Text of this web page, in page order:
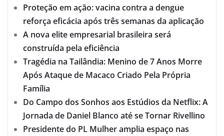
Proteção em ação: vacina contra a dengue
reforça eficácia após três semanas da aplicação
A nova elite empresarial brasileira será
construída pela eficiência
Tragédia na Tailândia: Menino de 7 Anos Morre
Após Ataque de Macaco Criado Pela Própria
Família
Do Campo dos Sonhos aos Estúdios da Netflix: A
Jornada de Daniel Blanco até se Tornar Rivellino
Presidente do PL Mulher amplia espaço nas